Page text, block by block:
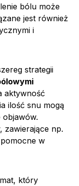
bólu może
jest również
i
strategii
aktywność
ilość snu mogą
objawów.
zawierające np.
w
który